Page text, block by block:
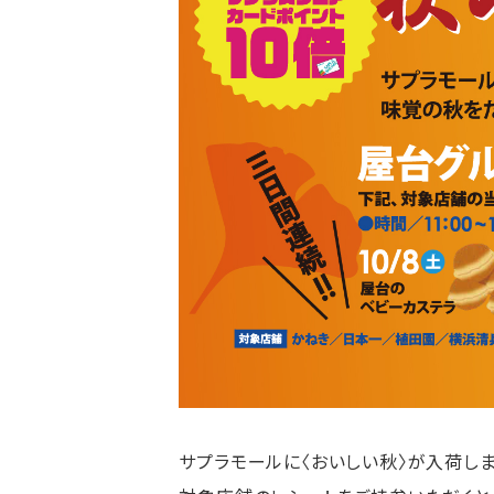
サプラモールに〈おいしい秋〉が入荷し